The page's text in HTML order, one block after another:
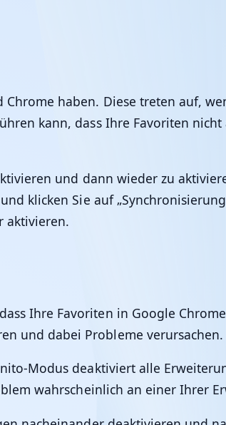
haben. Diese treten auf,
kann, dass Ihre Favoriten
und dann wieder zu
klicken Sie auf
aktivieren.
Ihre Favoriten in Google
und dabei Probleme verursachen.
Modus deaktiviert alle
wahrscheinlich an einer Ihrer